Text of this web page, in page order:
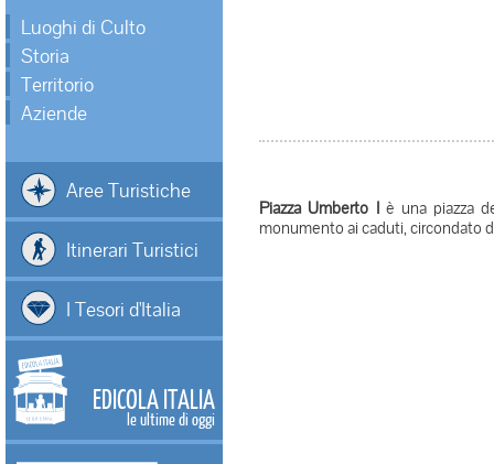
Luoghi di Culto
Storia
Territorio
Aziende
Aree Turistiche
Itinerari Turistici
I Tesori d'Italia
EDICOLA ITALIA
le ultime di oggi
Piazza Umberto Iè una piazza
monumento ai caduti, circondato